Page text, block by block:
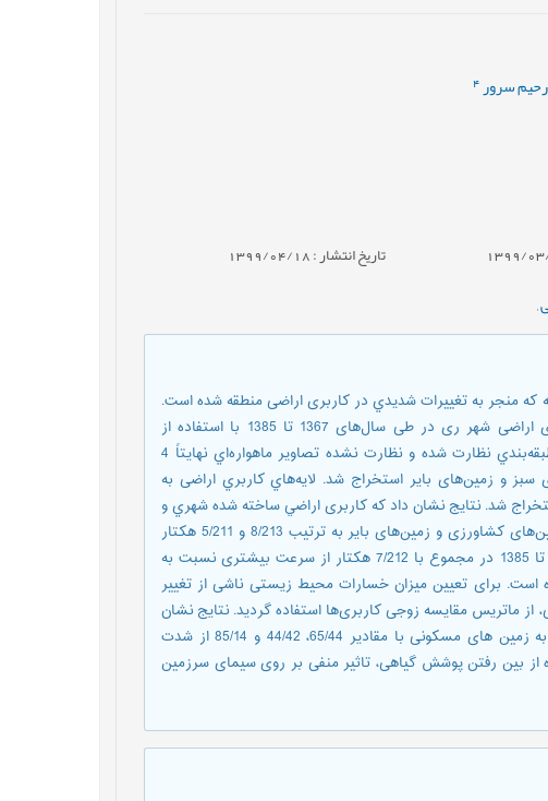
رحیم سرور4
تاریخ انتشار : 1399/04/18
,
منجر به تغييرات شديدي در کاربری‌ اراضی منطقه شده است.
از این رو هدف از این مقاله بررسی تغییرات مساحت کاربری اراضی شهر ری در طی سال‌های 1367 تا 1385 با استفاده از
عکس‌های هوایی و تصاویر ماهواره‌ لندست و IRS است. با طبقه‌بندي نظارت شده و نظارت نشده تصاوير ماهواره‌اي نهایتاً 4
و زمین‌های بایر استخراج شد. لایه‌هاي کاربري اراضی به
شد. نتايج نشان داد که کاربری اراضي ساخته شده شهري و
فضای سبز شهری به ترتیب 7/369 و 6/55 هکتار افزایش و زمین‌های کشاورزی و زمین‌های بایر به ترتیب 8/213 و 5/211 هکتار
کاهش داشته‌اند. رشد مناطق مسکونی طی دوره 6 ساله 1379 تا 1385 در مجموع با 7/212 هکتار از سرعت بیشتری نسبت به
تغییر برخوردار بوده است. برای تعیین میزان خسارات محیط زیستی ناشی از تغییر
ماتریس مقايسه زوجی کاربری‌ها استفاده گردید. نتایج نشان
می‌دهد تبدیل زمین‌های بایر، کشاورزی و فضای سبز شهری به زمین های مسکونی با مقادیر 65/44، 44/42 و 85/14 از شدت
از بین رفتن پوشش گیاهی، تاثیر منفی بر روی سیمای سرزمین